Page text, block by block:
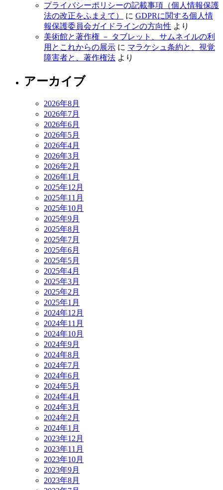
プライバシーポリシーの記載事項（個人情報保護
法の改正をふまえて）
に GDPRに関する個人情
報保護委員会ガイドラインの方向性 より
美術館と著作権 － タブレット、サムネイルの利
用とこれからの展示 に マラケシュ条約と、視覚
障害者と、著作権法 より
アーカイブ
2026年8月
2026年7月
2026年6月
2026年5月
2026年4月
2026年3月
2026年2月
2026年1月
2025年12月
2025年11月
2025年10月
2025年9月
2025年8月
2025年7月
2025年6月
2025年5月
2025年4月
2025年3月
2025年2月
2025年1月
2024年12月
2024年11月
2024年10月
2024年9月
2024年8月
2024年7月
2024年6月
2024年5月
2024年4月
2024年3月
2024年2月
2024年1月
2023年12月
2023年11月
2023年10月
2023年9月
2023年8月